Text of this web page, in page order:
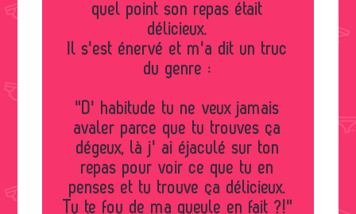
quel point son repas était
délicieux.
Il s'est énervé et m'a dit un truc
du genre :
"D' habitude tu ne veux jamais
avaler parce que tu trouves ça
dégeux, là j' ai éjaculé sur ton
repas pour voir ce que tu en
penses et tu trouve ça délicieux.
Tu te fou de ma gueule en fait ?!"